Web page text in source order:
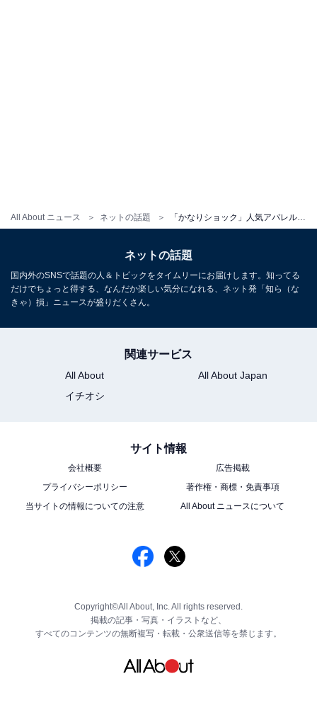
All About ニュース ネットの話題
ネットの話題
国内外のSNSで話題の人＆トピックをタイムリーにお届けします。知ってる
だけでちょっと得する、なんだか楽しい気分になれる、ネット発「知ら（な
きゃ）損」ニュースが盛りだくさん。
関連サービス
All About
All About Japan
イチオシ
サイト情報
会社概要
広告掲載
プライバシーポリシー
著作権・商標・免責事項
当サイトの情報についての注意
All About ニュースについて
Copyright©All About, Inc. All rights reserved.
掲載の記事・写真・イラストなど、
すべてのコンテンツの無断複写・転載・公衆送信等を禁じます。